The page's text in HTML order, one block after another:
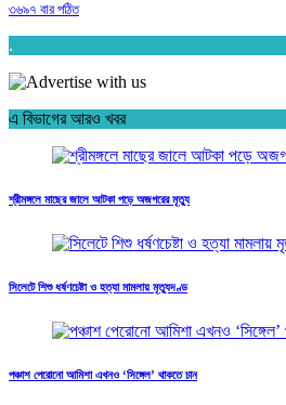
৩৬৯৭ বার পঠিত
.
এ বিভাগের আরও খবর
শ্রীমঙ্গলে মাছের জালে আটকা পড়ে অজগরের মৃত্যু
সিলেটে শিশু ধর্ষণচেষ্টা ও হত্যা মামলায় মৃত্যুদণ্ড
পঞ্চাশ পেরোনো আমিশা এখনও ‘সিঙ্গেল’ থাকতে চান